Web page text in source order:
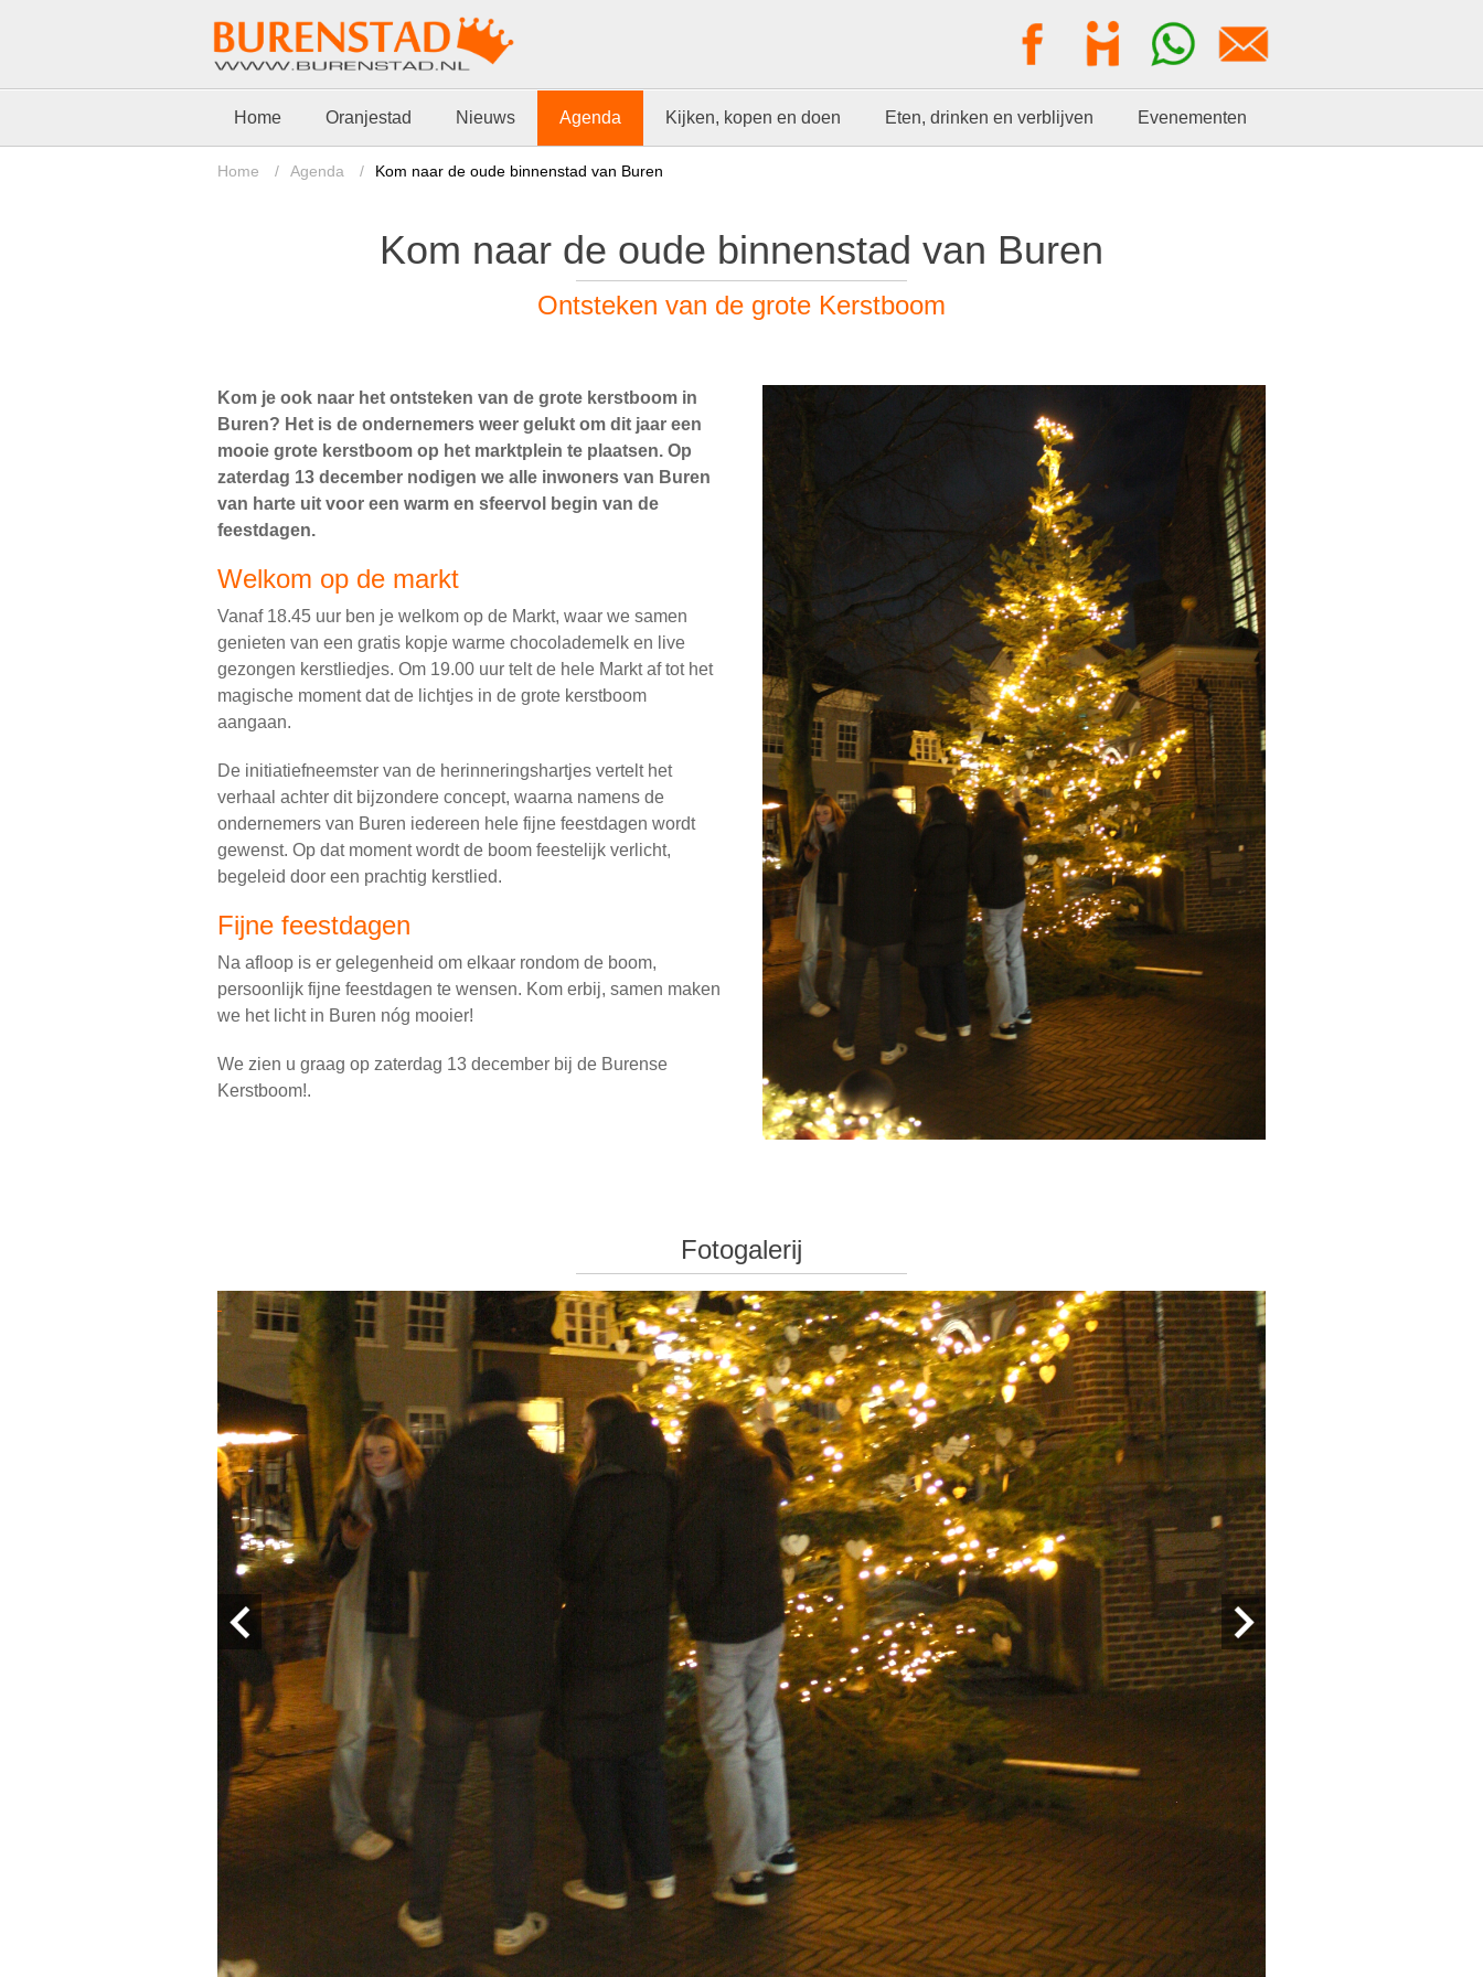
Home Oranjestad Nieuws Agenda Kijken, kopen en doen Eten, drinken en verblijven Evenementen
Home / Agenda / Kom naar de oude binnenstad van Buren
Kom naar de oude binnenstad van Buren
Ontsteken van de grote Kerstboom
Kom je ook naar het ontsteken van de grote kerstboom in
Buren? Het is de ondernemers weer gelukt om dit jaar een
mooie grote kerstboom op het marktplein te plaatsen. Op
zaterdag 13 december nodigen we alle inwoners van Buren
van harte uit voor een warm en sfeervol begin van de
feestdagen.
Welkom op de markt
Vanaf 18.45 uur ben je welkom op de Markt, waar we samen
genieten van een gratis kopje warme chocolademelk en live
gezongen kerstliedjes. Om 19.00 uur telt de hele Markt af tot het
magische moment dat de lichtjes in de grote kerstboom
aangaan.
De initiatiefneemster van de herinneringshartjes vertelt het
verhaal achter dit bijzondere concept, waarna namens de
ondernemers van Buren iedereen hele fijne feestdagen wordt
gewenst. Op dat moment wordt de boom feestelijk verlicht,
begeleid door een prachtig kerstlied.
Fijne feestdagen
Na afloop is er gelegenheid om elkaar rondom de boom,
persoonlijk fijne feestdagen te wensen. Kom erbij, samen maken
we het licht in Buren nóg mooier!
We zien u graag op zaterdag 13 december bij de Burense
Kerstboom!.
Fotogalerij